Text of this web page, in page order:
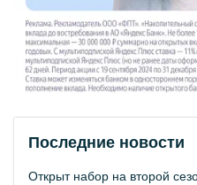
Последние новости
Открыт набор на второй